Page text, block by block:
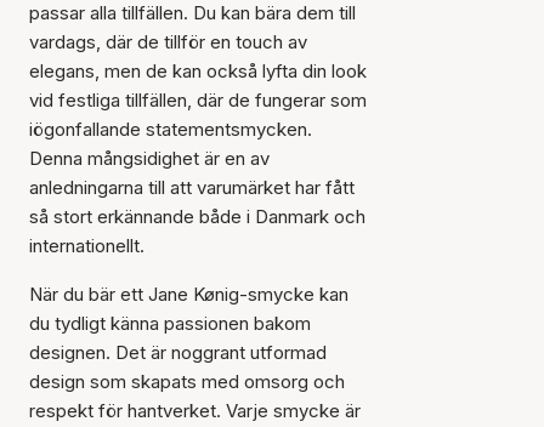
passar alla tillfällen. Du kan bära dem till
vardags, där de tillför en touch av
elegans, men de kan också lyfta din look
vid festliga tillfällen, där de fungerar som
iögonfallande statementsmycken.
Denna mångsidighet är en av
anledningarna till att varumärket har fått
så stort erkännande både i Danmark och
internationellt.
När du bär ett Jane Kønig-smycke kan
du tydligt känna passionen bakom
designen. Det är noggrant utformad
design som skapats med omsorg och
respekt för hantverket. Varje smycke är